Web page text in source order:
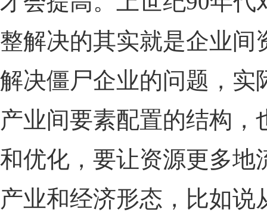
整解决的其实就是企业间
解决僵尸企业的问题，实
产业间要素配置的结构
和优化，要让资源更多地
产业和经济形态，比如